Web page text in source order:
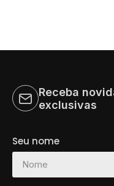
Receba
exclusivas
Seu nome